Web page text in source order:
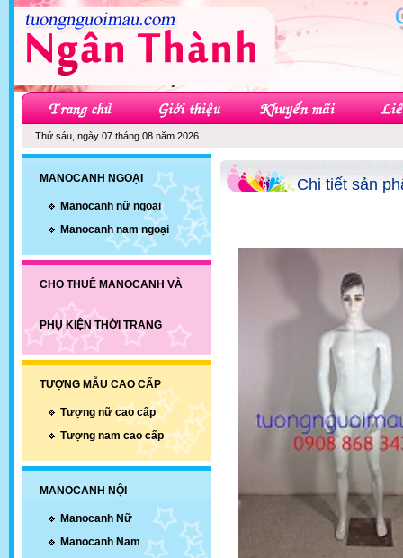
Thứ sáu, ngày 07 tháng 08 năm 2026
MANOCANH NGOẠI
Manocanh nữ ngoại
Manocanh nam ngoại
CHO THUÊ MANOCANH VÀ
PHỤ KIỆN THỜI TRANG
TƯỢNG MẪU CAO CẤP
Tượng nữ cao cấp
Tượng nam cao cấp
MANOCANH NỘI
Manocanh Nữ
Manocanh Nam
Chi tiết sản